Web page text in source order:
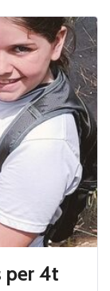
per 4t